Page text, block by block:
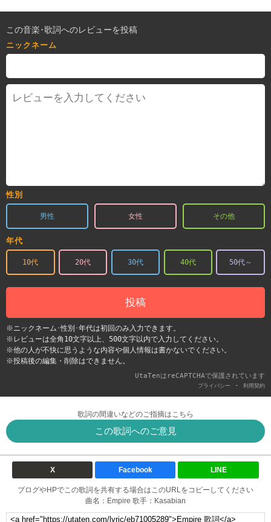
この音楽･歌詞へのレビューを投稿
ニックネーム
性別
男性 女性 その他
年代
10代 20代 30代 40代 50代～
投稿
※ニックネーム･性別･年代は初回のみ入力できます。
※レビューは全角10文字以上、500文字以内で入力してください。
※他の人が不快に思うような内容や個人情報は書かないでください。
※投稿後の編集・削除はできません。
UtaTenはreCAPTCHAで保護されています
プライバシー - 利用契約
歌詞の間違いなどのご指摘はこちら
この歌詞へのご意見
X Facebook LINE
ブログやHPでこの歌詞を共有する場合はこのURLをコピーしてください
曲名：Empire 歌手：Kasabian